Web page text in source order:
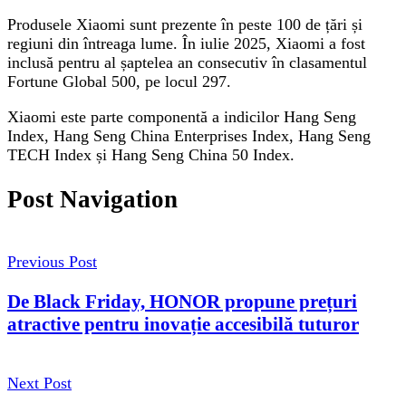
Produsele Xiaomi sunt prezente în peste 100 de țări și
regiuni din întreaga lume. În iulie 2025, Xiaomi a fost
inclusă pentru al șaptelea an consecutiv în clasamentul
Fortune Global 500, pe locul 297.
Xiaomi este parte componentă a indicilor Hang Seng
Index, Hang Seng China Enterprises Index, Hang Seng
TECH Index și Hang Seng China 50 Index.
Post Navigation
Previous Post
De Black Friday, HONOR propune prețuri
atractive pentru inovație accesibilă tuturor
Next Post